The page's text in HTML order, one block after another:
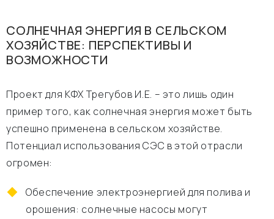
СОЛНЕЧНАЯ ЭНЕРГИЯ В СЕЛЬСКОМ
ХОЗЯЙСТВЕ: ПЕРСПЕКТИВЫ И
ВОЗМОЖНОСТИ
Проект для КФХ Трегубов И.Е. – это лишь один
пример того, как солнечная энергия может быть
успешно применена в сельском хозяйстве.
Потенциал использования СЭС в этой отрасли
огромен:
Обеспечение электроэнергией для полива и
орошения: солнечные насосы могут